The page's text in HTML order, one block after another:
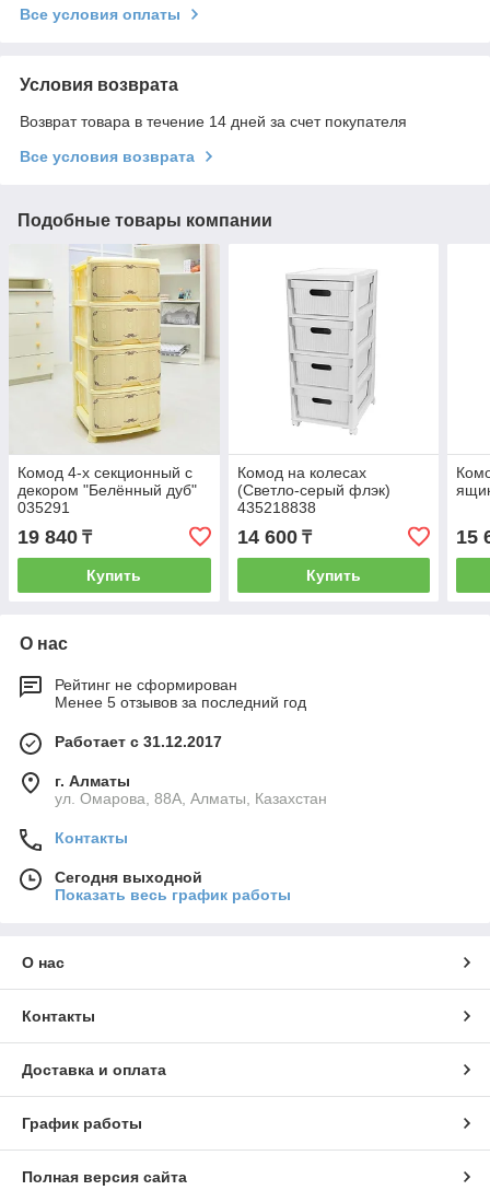
Все условия оплаты
Условия возврата
Возврат товара в течение 14 дней за счет покупателя
Все условия возврата
Подобные товары компании
Комод 4-х секционный с
декором "Белённый дуб"
035291
19 840 ₸
Купить
Комод на колесах
(Светло-серый флэк)
435218838
14 600₸
Купить
15
О нас
Рейтинг не сформирован
Менее 5 отзывов за последний год
Работает с 31.12.2017
г. Алматы
ул. Омарова, 88А, Алматы, Казахстан
Контакты
Сегодня выходной
Показать весь график работы
О нас
Контакты
Доставка и оплата
График работы
Полная версия сайта